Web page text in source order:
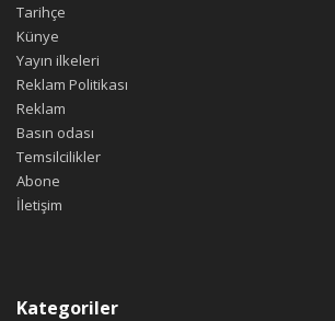
Tarihçe
Künye
Yayın ilkeleri
Reklam Politikası
Reklam
Basın odası
Temsilcilikler
Abone
İletişim
Kategoriler